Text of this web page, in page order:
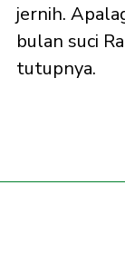
jernih.
bulan suci
tutupnya.